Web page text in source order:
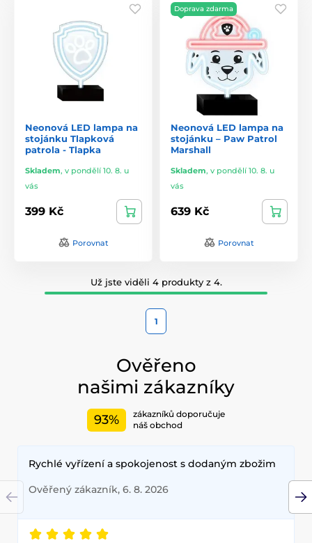
Neonová LED lampa na
stojánku Tlapková
patrola - Tlapka
Skladem, v pondělí 10. 8. u
vás
399 Kč
Porovnat
Doprava zdarma
Neonová LED lampa na
stojánku – Paw Patrol
Marshall
Skladem, v pondělí 10. 8. u
vás
639 Kč
Porovnat
Už jste viděli 4 produkty z 4.
1
Ověřeno
našimi zákazníky
93%
zákazníků doporučuje
náš obchod
Rychlé vyřízení a spokojenost s dodaným zbožim
Ověřený zákazník, 6. 8. 2026